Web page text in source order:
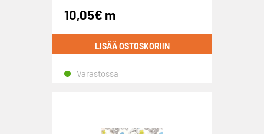
10,05€ m
LISÄÄ OSTOSKORIIN
Varastossa